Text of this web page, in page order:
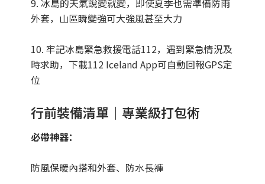
9. 冰島的天氣說變就變，即使夏季也需準備防雨
外套，山區瞬變強可大強風甚至大力
10. 牢記冰島緊急救援電話112，遇到緊急情況及
時求助，下載112 Iceland App可自動回報GPS定
位
行前裝備清單｜專業級打包術
必帶神器：
防風保暖內搭和外套、防水長褲